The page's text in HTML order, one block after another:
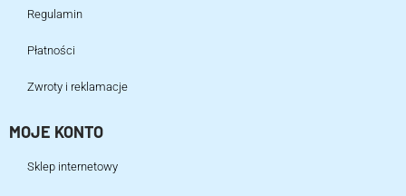
Regulamin
Płatności
Zwroty i reklamacje
MOJE KONTO
Sklep internetowy